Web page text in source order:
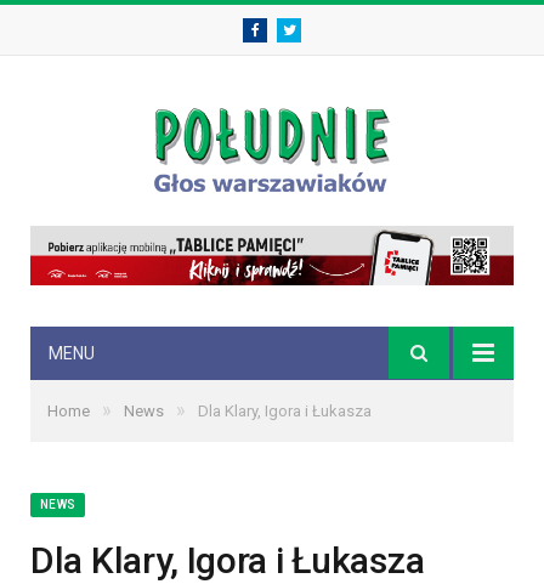
FacebookTwitter
MENU
Home » News » Dla Klary, Igora i Łukasza
NEWS
Dla Klary, Igora i Łukasza